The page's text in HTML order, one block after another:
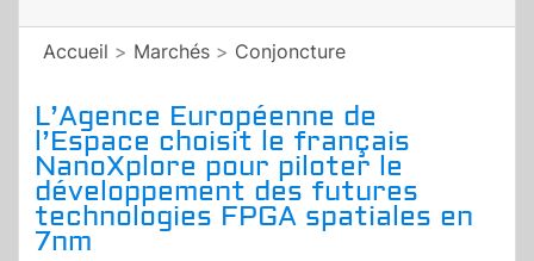
Accueil > Marchés > Conjoncture
L’Agence Européenne de
l’Espace choisit le français
NanoXplore pour piloter le
développement des futures
technologies FPGA spatiales en
7nm